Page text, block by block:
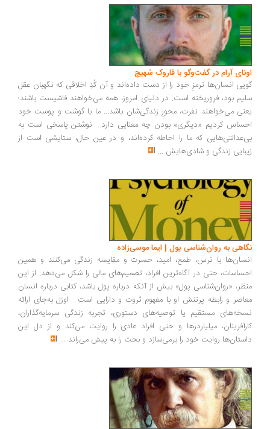
آرام در گفت‌وگو با فاروک شهیچ‭
انسان‌ها ترمزِ خود را از دست داده‌اند و آن کُدِ اخلاقی که نگهبان عقل
بود، فروریخته است. در دنیای امروز، همه می‌خواهند فاشیست باشند؛
می‌خواهند نفرت، محورِ زندگی‌شان باشد... ما با گوشت و پوست خود
کردیم «دیگری» بودن چه معنایی دارد... نوشتن پاسخی است به
که ما را احاطه کرده‌اند، و در عین حال، ستایشی است از
زندگی و شادی‌هایش...
به روان‌شناسی پول | ایما موسی‌زاده
با ترس، طمع، امید، حسرت و مقایسه زندگی می‌کنند و همین
حتی در آگاه‌ترین افراد، تصمیم‌های مالی را شکل می‌دهد. از این
«روان‌شناسی پول» بیش از آنکه درباره پول باشد، کتابی درباره انسان
و رابطه پرتنش او با مفهوم ثروت و دارایی است... اوزل به‌جای ارائه
مستقیم یا توصیه‌های دستوری، تجربه زندگی سرمایه‌گذاران،
میلیاردرها و حتی افراد عادی را روایت می‌کند و از دل این
روایت خود را برمی‌سازد و بحث را به پیش می‌راند...